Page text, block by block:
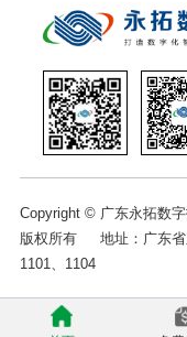
Copyright © 广东永拓数
版权所有 地址：广东省
1101、1104